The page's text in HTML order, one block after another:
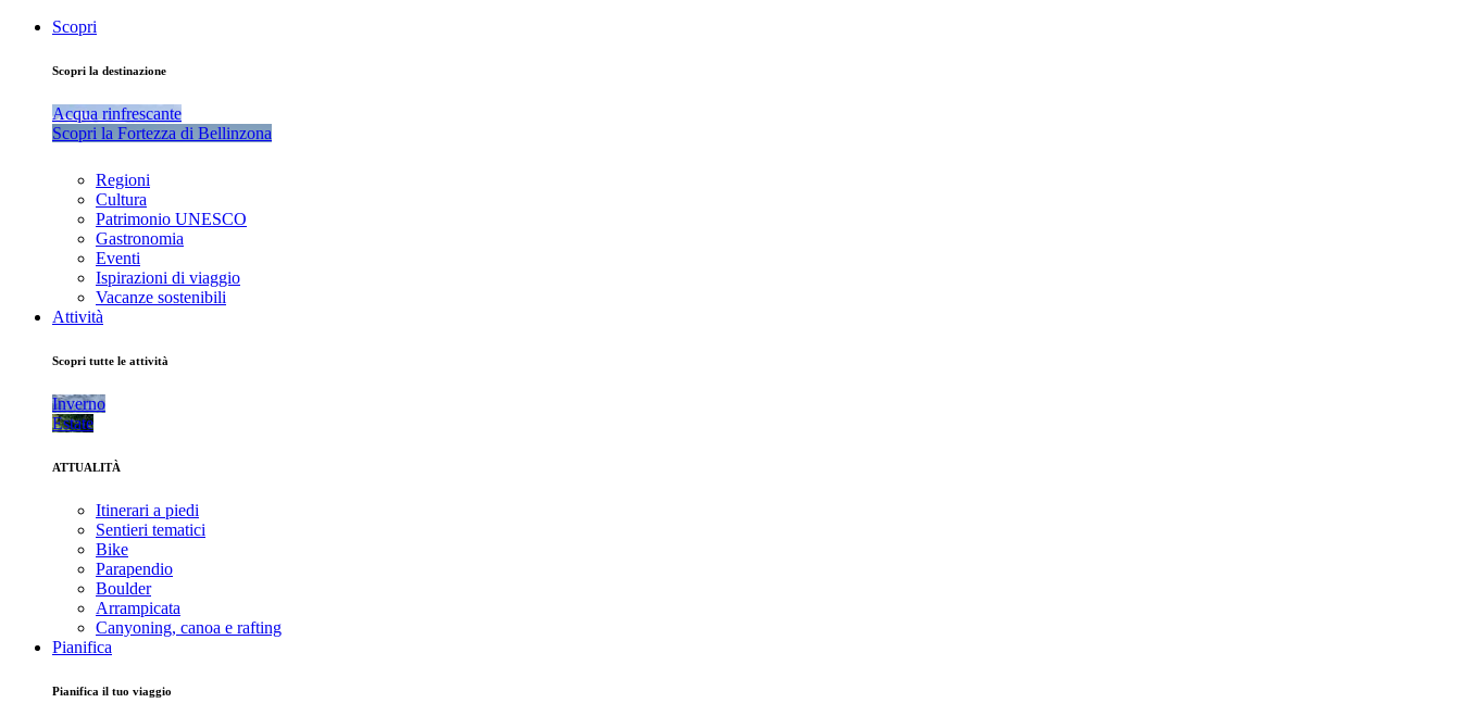
Scopri
Scopri la destinazione
Acqua rinfrescante
Scopri la Fortezza di Bellinzona
Regioni
Cultura
Patrimonio UNESCO
Gastronomia
Eventi
Ispirazioni di viaggio
Vacanze sostenibili
Attività
Scopri tutte le attività
Inverno
Estate
ATTUALITÀ
Itinerari a piedi
Sentieri tematici
Bike
Parapendio
Boulder
Arrampicata
Canyoning, canoa e rafting
Pianifica
Pianifica il tuo viaggio